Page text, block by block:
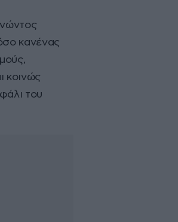
κανένας
κοινώς
του